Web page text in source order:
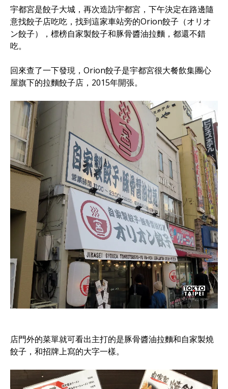
宇都宮是餃子大城，再次造訪宇都宮，下午決定在路邊隨
意找餃子店吃吃，找到這家車站旁的Orion餃子（オリオ
ン餃子），標榜自家製餃子和豚骨醬油拉麵，都還不錯
吃。
回來查了一下發現，Orion餃子是宇都宮很大餐飲集團心
屋旗下的拉麵餃子店，2015年開張。
店門外的菜單就可看出主打的是豚骨醬油拉麵和自家製燒
餃子，和招牌上寫的大字一樣。